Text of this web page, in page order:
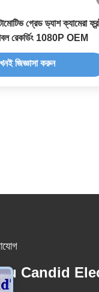
গ্রেড ড্যাশ ক্যামেরা
রেকর্ডিং 1080P OEM
জিজ্ঞাসা করুন
Candid